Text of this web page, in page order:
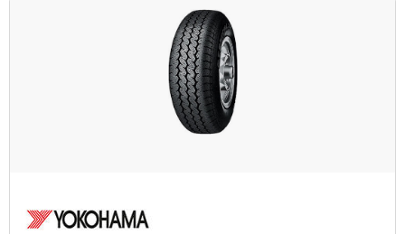
Todas as estações (0)
Ligeiro (1)